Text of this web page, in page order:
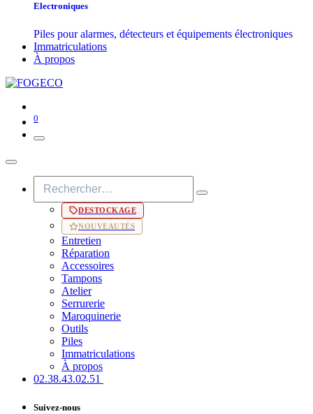
Electroniques
Piles pour alarmes, détecteurs et équipements électroniques
Immatriculations
À propos
0
DESTOCKAGE
NOUVEAUTÉS
Entretien
Réparation
Accessoires
Tampons
Atelier
Serrurerie
Maroquinerie
Outils
Piles
Immatriculations
À propos
02.38.43​.02.51
Suivez-nous